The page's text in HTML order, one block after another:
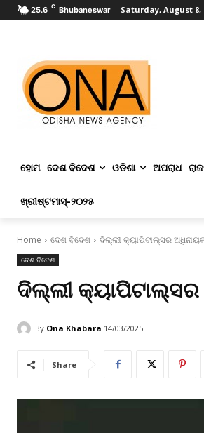
25.6 C Bhubaneswar Saturday, August 8,
ହୋମ ଦେଶ ବିଦେଶ ଓଡିଶା ଅପରାଧ
ଖ୍ରୀଷ୍ଟମାସ୍‌-୨୦୨୫
Home ଦେଶ ବିଦେଶ ଦିଲ୍ଲୀ କ୍ୟାପିଟାଲ୍ସର
ଦେଶ ବିଦେଶ
ଦିଲ୍ଲୀ
By Ona Khabara 14/03/2025
Share